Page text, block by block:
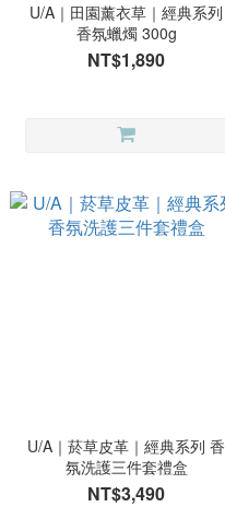
U/A｜田園薰衣草｜經典系列
香氛蠟燭 300g
NT$1,890
U/A｜菸草皮革｜經典系列 香
氛洗護三件套禮盒
NT$3,490